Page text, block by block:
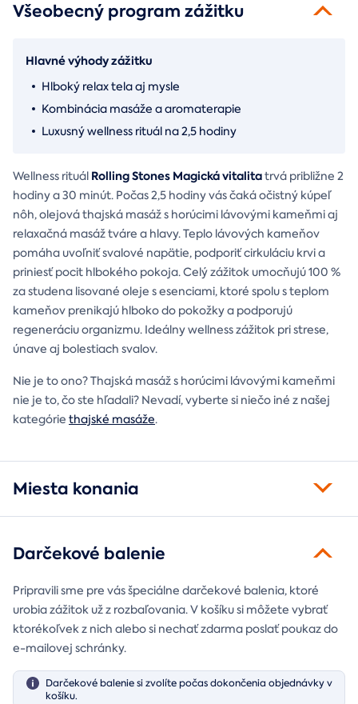
Všeobecný program zážitku
Hlavné výhody zážitku
Hlboký relax tela aj mysle
Kombinácia masáže a aromaterapie
Luxusný wellness rituál na 2,5 hodiny
Wellness rituál Rolling Stones Magická vitalitatrvá približne 2
hodiny a 30 minút. Počas 2,5 hodiny vás čaká očistný kúpeľ
nôh, olejová thajská masáž s horúcimi lávovými kameňmi aj
relaxačná masáž tváre a hlavy. Teplo lávových kameňov
pomáha uvoľniť svalové napätie, podporiť cirkuláciu krvi a
priniesť pocit hlbokého pokoja. Celý zážitok umocňujú 100 %
za studena lisované oleje s esenciami, ktoré spolu s teplom
kameňov prenikajú hlboko do pokožky a podporujú
regeneráciu organizmu. Ideálny wellness zážitok pri strese,
únave aj bolestiach svalov.
Nie je to ono? Thajská masáž s horúcimi lávovými kameňmi
nie je to, čo ste hľadali? Nevadí, vyberte si niečo iné z našej
kategórie thajské masáže.
Miesta konania
Darčekové balenie
Pripravili sme pre vás špeciálne darčekové balenia, ktoré
urobia zážitok už z rozbaľovania. V košíku si môžete vybrať
ktorékoľvek z nich alebo si nechať zdarma poslať poukaz do
e-mailovej schránky.
Darčekové balenie si zvolíte počas dokončenia objednávky v
košíku.